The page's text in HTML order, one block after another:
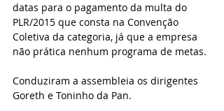
datas para o pagamento da multa do
PLR/2015 que consta na Convenção
Coletiva da categoria, já que a empresa
não prática nenhum programa de metas.
Conduziram a assembleia os dirigentes
Goreth e Toninho da Pan.